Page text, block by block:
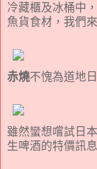
冷藏櫃及冰桶中
魚貨食材，我們
赤燒不愧為道地
雖然蠻想嚐試日
生啤酒的特價訊